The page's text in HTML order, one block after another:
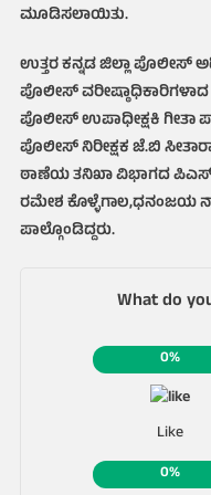
ಮೂಡಿಸಲಾಯಿತು.
ಉತ್ತರ ಕನ್ನಡ ಜಿಲ್ಲಾ ಪೊಲೀಸ್
ಪೊಲೀಸ್
ಪೊಲೀಸ್ ಉಪಾಧೀಕ್ಷಕಿ ಗೀತಾ
ಪೊಲೀಸ್ ನಿರೀಕ್ಷಕ ಜೆ.ಬಿ
ಠಾಣೆಯ ತನಿಖಾ ವಿಭಾಗದ ಪಿಎಸ್ಐ
ರಮೇಶ ಕೊಳ್ಳೆಗಾಲ,ಧನಂಜಯ
ಪಾಲ್ಗೊಂಡಿದ್ದರು.
What do
0%
Like
0%